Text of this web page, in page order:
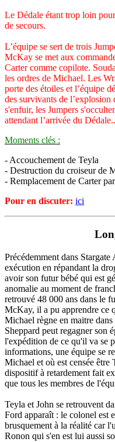
Le Dédale étant trop loin
de secours.
L’équipe se sert de trois
McKay se met aux
Carter comme copilote.
les ordres de Michael. Les
porte des étoiles et l’équipe
des survivants de
s'enfuir, les Jumpers
attendant l’arrivée du
Moments clés :
- Accouchement de Teyla
- Destruction du croiseur de
- Remplacement de Carter
Pour en discuter: ici
Précédemment dans
exécution en répandant la
avoir son futur bébé qui est
anomalie au moment de
retrouvé 48 000 ans dans le
McKay, il a pu apprendre ce
Michael règne en maitre
Sheppard peut regagner son
l'expédition de ce qu'il va se
informations, une équipe se
Michael et où est censée être
dispositif à retardement fait
que tous les membres de
Teyla et John se retrouvent
Ford apparaît : le colonel est
brusquement à la réalité car
Ronon qui s'en est lui aussi